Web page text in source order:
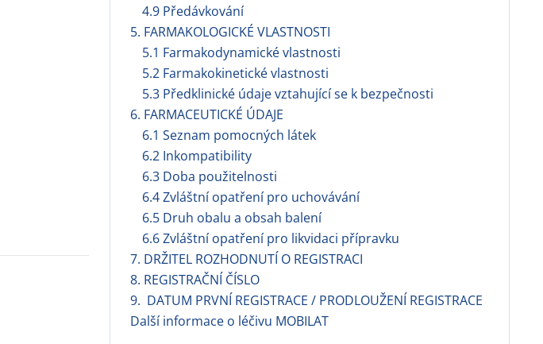
4.9 Předávkování
5. FARMAKOLOGICKÉ VLASTNOSTI
5.1 Farmakodynamické vlastnosti
5.2 Farmakokinetické vlastnosti
5.3 Předklinické údaje vztahující se k bezpečnosti
6. FARMACEUTICKÉ ÚDAJE
6.1 Seznam pomocných látek
6.2 Inkompatibility
6.3 Doba použitelnosti
6.4 Zvláštní opatření pro uchovávání
6.5 Druh obalu a obsah balení
6.6 Zvláštní opatření pro likvidaci přípravku
7. DRŽITEL ROZHODNUTÍ O REGISTRACI
8. REGISTRAČNÍ ČÍSLO
9. DATUM PRVNÍ REGISTRACE / PRODLOUŽENÍ REGISTRACE
Další informace o léčivu MOBILAT